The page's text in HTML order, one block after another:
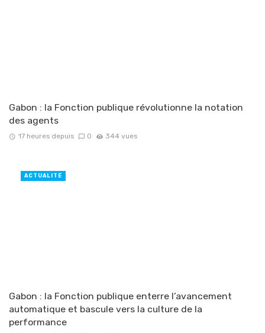
Gabon : la Fonction publique révolutionne la notation
des agents
17 heures depuis 0 344 vues
Gabon : la Fonction publique enterre l’avancement
automatique et bascule vers la culture de la
performance
ACTUALITÉ